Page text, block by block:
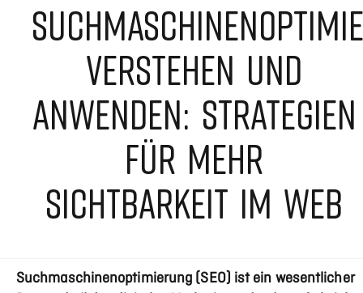
VERSTEHEN UND
ANWENDEN: STRATEGIEN
FÜR MEHR
SICHTBARKEIT IM WEB
Suchmaschinenoptimierung (SEO) ist ein wesentlicher